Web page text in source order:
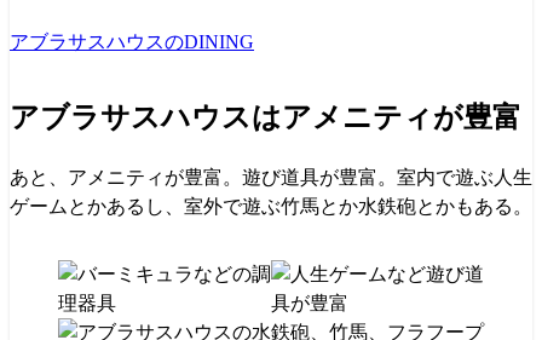
アブラサスハウスのDINING
アブラサスハウスはアメニティが豊富
あと、アメニティが豊富。遊び道具が豊富。室内で遊ぶ人生
ゲームとかあるし、室外で遊ぶ竹馬とか水鉄砲とかもある。